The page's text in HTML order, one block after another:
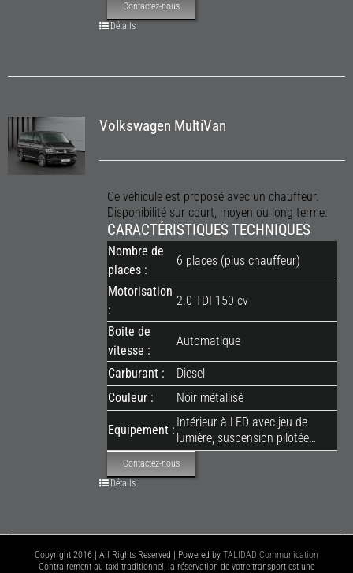
Contactez-nous
Détails
Volkswagen MultiVan
Ce véhicule est proposé avec un chauffeur.
Disponibilité sur court, moyen ou long terme.
CARACTÉRISTIQUES TECHNIQUES
Nombre de
places :
6 places (plus chauffeur)
Motorisation
:
2.0 TDI 150 cv
Boite de
vitesse :
Automatique
Carburant :
Diesel
Couleur :
Noir métallisé
Equipement :
Intérieur à LED avec jeu de
lumière, suspension pilotée…
Contactez-nous
Détails
Copyright 2016 | All Rights Reserved | Powered by TALIDAD Communication
Contrairement au taxi traditionnel, la réservation de votre transport est une